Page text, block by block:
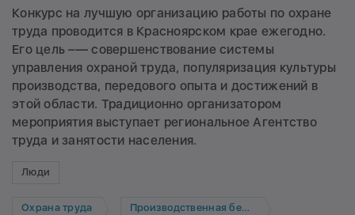
Конкурс на лучшую организацию работы по охране
труда проводится в Красноярском крае ежегодно.
Его цель –— совершенствование системы
управления охраной труда, популяризация культуры
производства, передового опыта и достижений в
этой области. Традиционно организатором
мероприятия выступает региональное Агентство
труда и занятости населения.
Люди
Охрана труда Производственная безопасность